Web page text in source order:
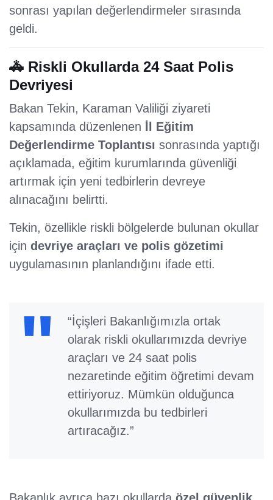
sonrası yapılan değerlendirmeler sırasında
geldi.
🚓 Riskli Okullarda 24 Saat Polis
Devriyesi
Bakan Tekin, Karaman Valiliği ziyareti
kapsamında düzenlenen İl Eğitim
Değerlendirme Toplantısı sonrasında yaptığı
açıklamada, eğitim kurumlarında güvenliği
artırmak için yeni tedbirlerin devreye
alınacağını belirtti.
Tekin, özellikle riskli bölgelerde bulunan okullar
için devriye araçları ve polis gözetimi
uygulamasının planlandığını ifade etti.
“İçişleri Bakanlığımızla ortak
olarak riskli okullarımızda devriye
araçları ve 24 saat polis
nezaretinde eğitim öğretimi devam
ettiriyoruz. Mümkün olduğunca
okullarımızda bu tedbirleri
artıracağız.”